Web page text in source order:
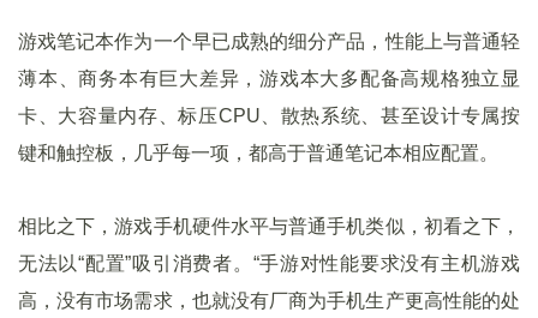
游戏笔记本作为一个早已成熟的细分产品，性能上与普通轻
薄本、商务本有巨大差异，游戏本大多配备高规格独立显
卡、大容量内存、标压CPU、散热系统、甚至设计专属按
键和触控板，几乎每一项，都高于普通笔记本相应配置。
相比之下，游戏手机硬件水平与普通手机类似，初看之下，
无法以“配置”吸引消费者。“手游对性能要求没有主机游戏
高，没有市场需求，也就没有厂商为手机生产更高性能的处